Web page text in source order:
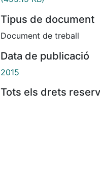
Tipus de document
Document de treball
Data de publicació
2015
Tots els drets